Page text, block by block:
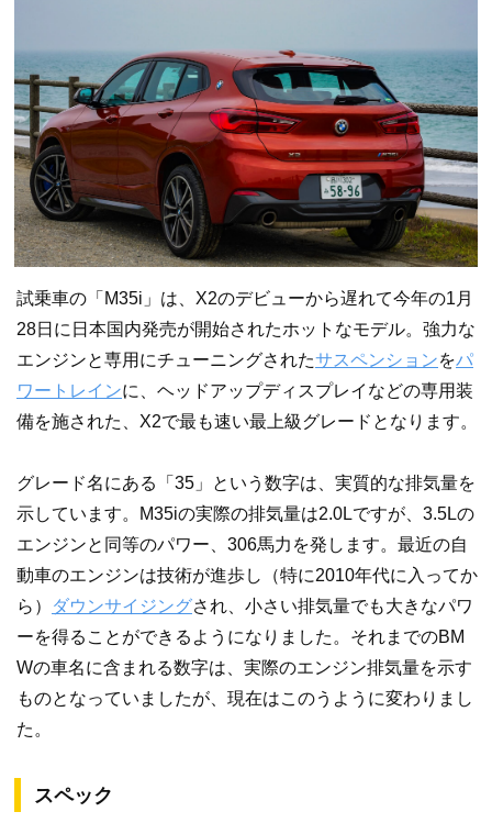
試乗車の「M35i」は、X2のデビューから遅れて今年の1月
28日に日本国内発売が開始されたホットなモデル。強力な
エンジンと専用にチューニングされたサスペンションをパ
ワートレインに、ヘッドアップディスプレイなどの専用装
備を施された、X2で最も速い最上級グレードとなります。
グレード名にある「35」という数字は、実質的な排気量を
示しています。M35iの実際の排気量は2.0Lですが、3.5Lの
エンジンと同等のパワー、306馬力を発します。最近の自
動車のエンジンは技術が進歩し（特に2010年代に入ってか
ら）
ダウンサイジングされ、小さい排気量でも大きなパワ
ーを得ることができるようになりました。それまでのBM
Wの車名に含まれる数字は、実際のエンジン排気量を示す
ものとなっていましたが、現在はこのうように変わりまし
た。
スペック